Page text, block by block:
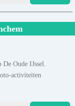
Oude IJssel.
activiteiten